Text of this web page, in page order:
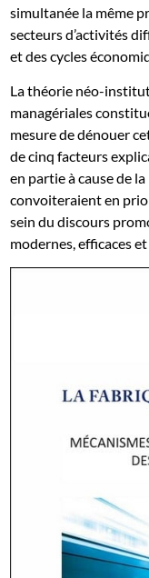
simultanée la même
secteurs d’activités
et des cycles
La théorie néo-
managériales
mesure de dénouer
de cinq facteurs
en partie à cause de
convoiteraient en
sein du discours
modernes, efficaces